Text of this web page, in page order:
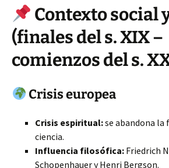
Contexto social
(finales del s. XIX –
comienzos del s.
Crisis europea
Crisis espiritual:se abandona la
ciencia.
Influencia filosófica: Friedrich
Schopenhauer y Henri Bergson.